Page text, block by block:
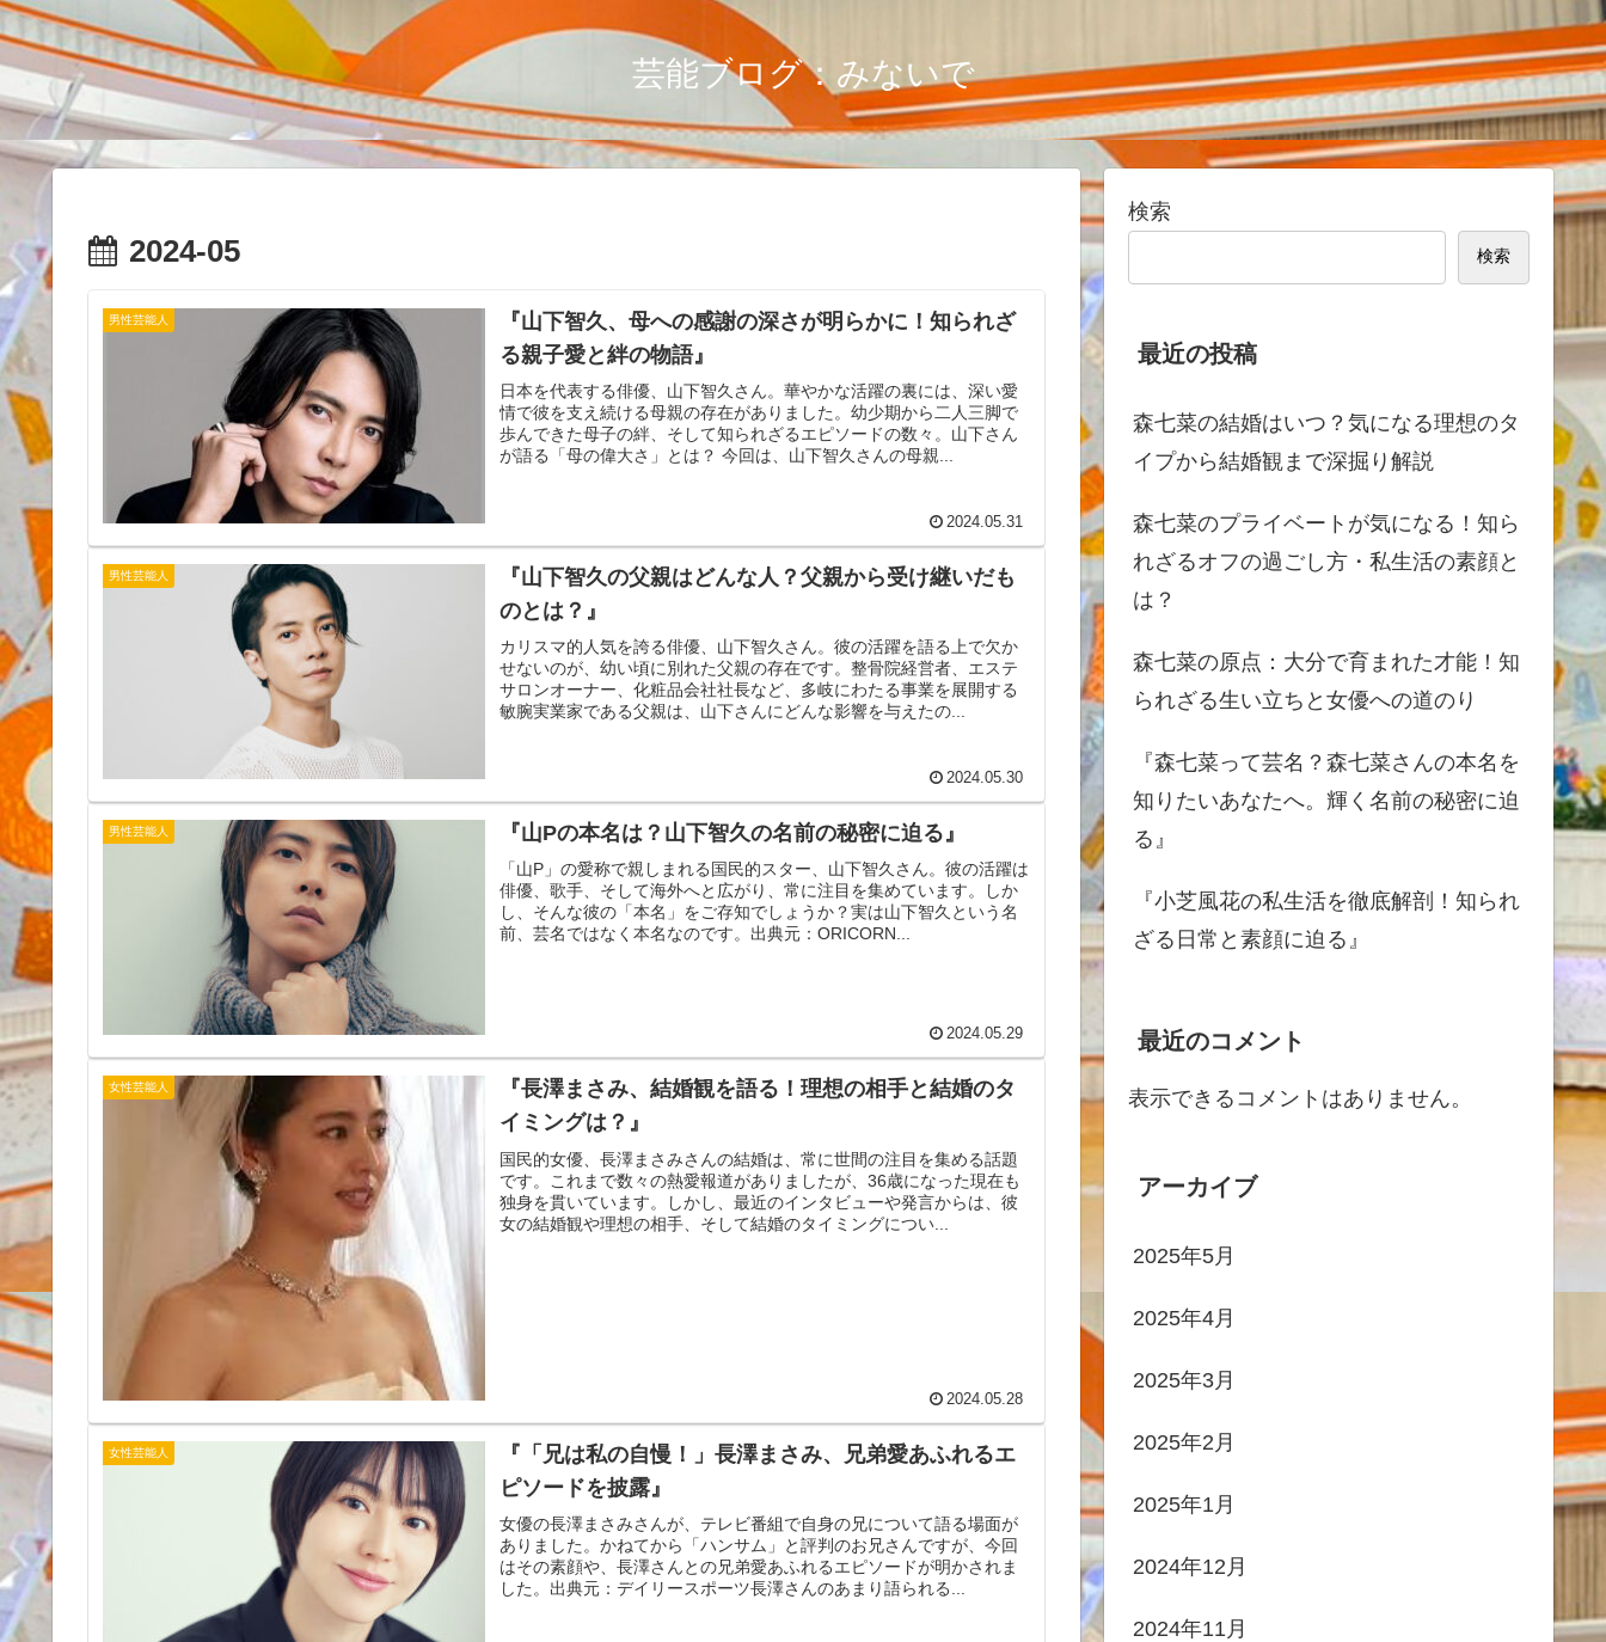
芸能ブログ：みないで
2024-05
男性芸能人
『山下智久、母への感謝の深さが明らかに！知られざ
る親子愛と絆の物語』
日本を代表する俳優、山下智久さん。華やかな活躍の裏には、深い愛
情で彼を支え続ける母親の存在がありました。幼少期から二人三脚で
歩んできた母子の絆、そして知られざるエピソードの数々。山下さん
が語る「母の偉大さ」とは？ 今回は、山下智久さんの母親...
2024.05.31
男性芸能人
『山下智久の父親はどんな人？父親から受け継いだも
のとは？』
カリスマ的人気を誇る俳優、山下智久さん。彼の活躍を語る上で欠か
せないのが、幼い頃に別れた父親の存在です。整骨院経営者、エステ
サロンオーナー、化粧品会社社長など、多岐にわたる事業を展開する
敏腕実業家である父親は、山下さんにどんな影響を与えたの...
2024.05.30
男性芸能人 『山Pの本名は？山下智久の名前の秘密に迫る』
「山P」の愛称で親しまれる国民的スター、山下智久さん。彼の活躍は
俳優、歌手、そして海外へと広がり、常に注目を集めています。しか
し、そんな彼の「本名」をご存知でしょうか？実は山下智久という名
前、芸名ではなく本名なのです。出典元：ORICORN...
2024.05.29
女性芸能人
『長澤まさみ、結婚観を語る！理想の相手と結婚のタ
イミングは？』
国民的女優、長澤まさみさんの結婚は、常に世間の注目を集める話題
です。これまで数々の熱愛報道がありましたが、36歳になった現在も
独身を貫いています。しかし、最近のインタビューや発言からは、彼
女の結婚観や理想の相手、そして結婚のタイミングについ...
2024.05.28
女性芸能人
『「兄は私の自慢！」長澤まさみ、兄弟愛あふれるエ
ピソードを披露』
女優の長澤まさみさんが、テレビ番組で自身の兄について語る場面が
ありました。かねてから「ハンサム」と評判のお兄さんですが、今回
はその素顔や、長澤さんとの兄弟愛あふれるエピソードが明かされま
した。出典元：デイリースポーツ長澤さんのあまり語られる...
検索
検索
最近の投稿
森七菜の結婚はいつ？気になる理想のタ
イプから結婚観まで深掘り解説
森七菜のプライベートが気になる！知ら
れざるオフの過ごし方・私生活の素顔と
は？
森七菜の原点：大分で育まれた才能！知
られざる生い立ちと女優への道のり
『森七菜って芸名？森七菜さんの本名を
知りたいあなたへ。輝く名前の秘密に迫
る』
『小芝風花の私生活を徹底解剖！知られ
ざる日常と素顔に迫る』
最近のコメント
表示できるコメントはありません。
アーカイブ
2025年5月
2025年4月
2025年3月
2025年2月
2025年1月
2024年12月
2024年11月